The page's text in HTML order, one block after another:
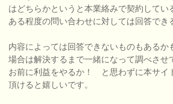
はどちらかというと本業絡みで契約してい
ある程度の問い合わせに対しては回答でき
内容によっては回答できないものもあるか
場合は解決するまで一緒になって調べさせ
お前に利益をやるか！ と思わずに本サイ
頂けると嬉しいです。